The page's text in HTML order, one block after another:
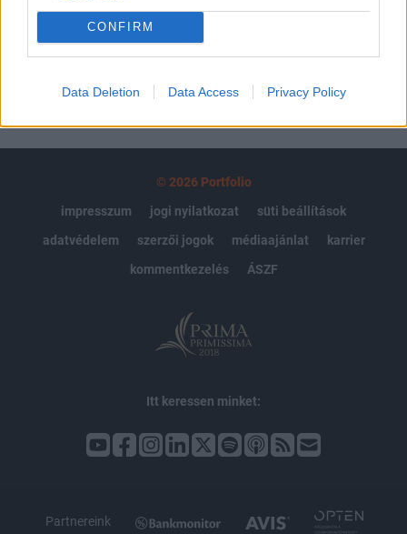
CONFIRM
Data Deletion Data Access Privacy Policy
MÁR ELŐFIZETŐNK VAGY?
© 2026 Portfolio
impresszum
jogi nyilatkozat
süti beállítások
adatvédelem
szerzői jogok médiaajánlat
karrier
kommentkezelés
ÁSZF
Itt keressen minket:
Partnereink